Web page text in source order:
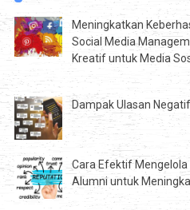
Meningkatkan
Social Media
Kreatif untuk Media
Dampak Ulasan
Cara Efektif Mengelola
Alumni untuk